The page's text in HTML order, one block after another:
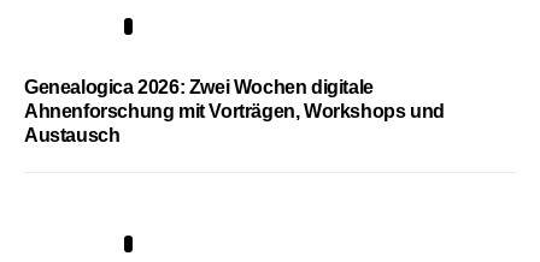
Genealogica 2026: Zwei Wochen digitale
Ahnenforschung mit Vorträgen, Workshops und
Austausch